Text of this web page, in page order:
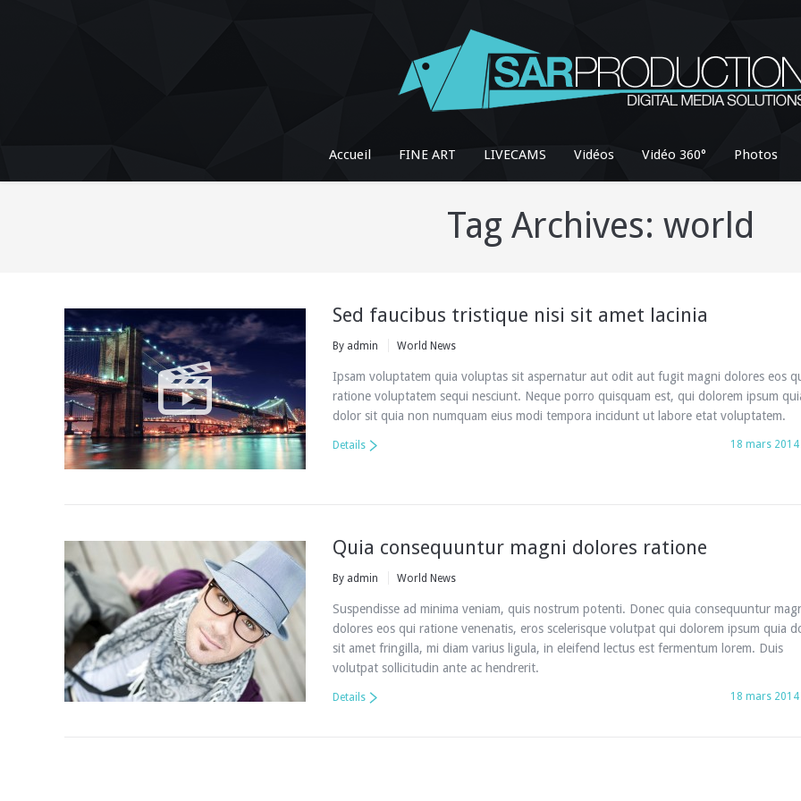
Accueil FINE ART LIVECAMS Vidéos Vidéo 360° Photos
Tag Archives: world
Sed faucibus tristique nisi sit amet lacinia
By admin World News
Ipsam voluptatem quia voluptas sit aspernatur aut odit aut fugit magni dolores eos
ratione voluptatem sequi nesciunt. Neque porro quisquam est, qui dolorem ipsum
dolor sit quia non numquam eius modi tempora incidunt ut labore etat voluptatem.
18 mars 2014
Details
Quia consequuntur magni dolores ratione
By admin World News
Suspendisse ad minima veniam, quis nostrum potenti. Donec quia consequuntur
dolores eos qui ratione venenatis, eros scelerisque volutpat qui dolorem ipsum quia
sit amet fringilla, mi diam varius ligula, in eleifend lectus est fermentum lorem. Duis
volutpat sollicitudin ante ac hendrerit.
18 mars 2014
Details